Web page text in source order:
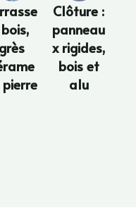
grès
Clôture :
panneau
x rigides,
bois et
alu